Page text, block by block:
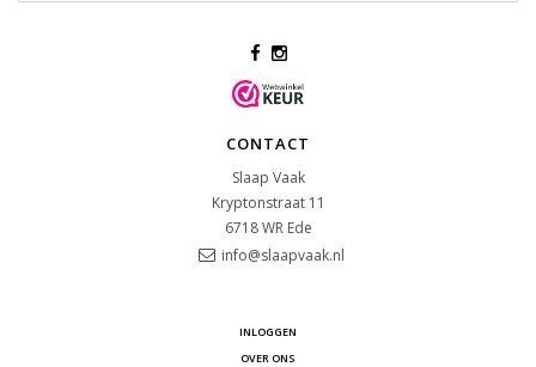
CONTACT
Slaap Vaak
Kryptonstraat 11
6718 WR Ede
info@slaapvaak.nl
INLOGGEN
OVER ONS